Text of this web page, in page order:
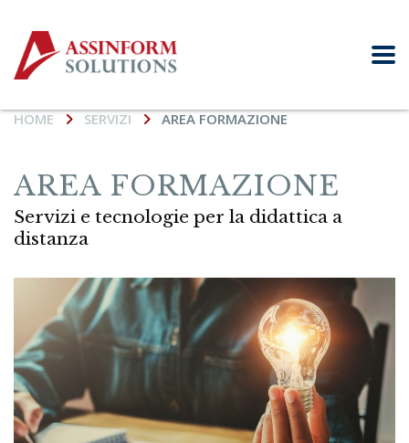
HOME SERVIZI AREA FORMAZIONE
AREA FORMAZIONE
Servizi e tecnologie per la didattica a
distanza